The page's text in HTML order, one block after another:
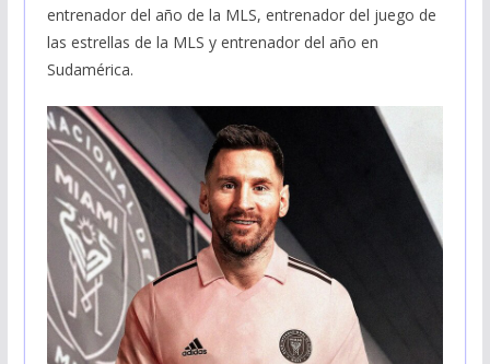
entrenador del año de la MLS, entrenador del juego de
las estrellas de la MLS y entrenador del año en
Sudamérica.